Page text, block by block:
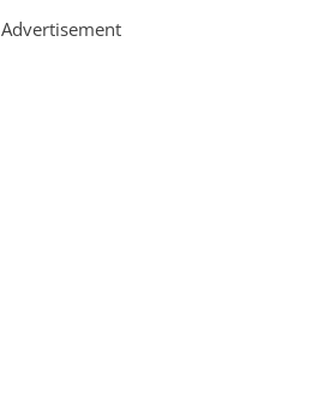
Advertisement